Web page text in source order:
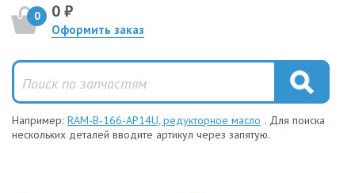
0 0 ₽
Оформить заказ
Например: RAM-B-166-AP14U, редукторное масло . Для поиска
нескольких деталей вводите артикул через запятую.